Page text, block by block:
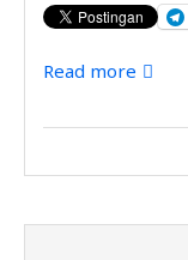
Read more